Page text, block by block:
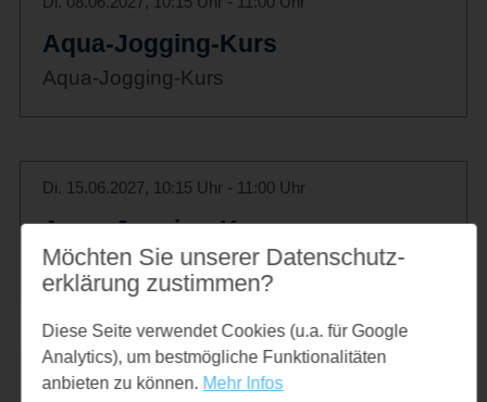
Aqua-Jogging-Kurs
Aqua-Jogging-Kurs
Di. 15.06.2027, 10:15 Uhr - 11:00 Uhr
Aqua-Jogging-Kurs
Aqua-Jogging-Kurs
Di. 22.06.2027, 10:15 Uhr - 11:00 Uhr
Möchten Sie unserer Datenschutz­
erklärung zustimmen?
Diese Seite verwendet Cookies (u.a. für Google
Analytics), um bestmögliche Funktionalitäten
anbieten zu können. Mehr Infos